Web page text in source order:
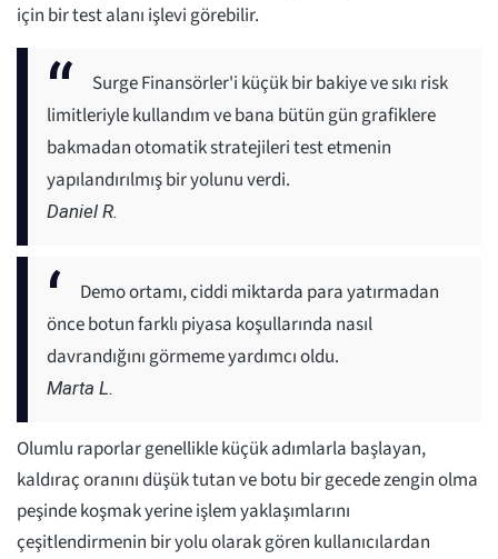
için bir test alanı işlevi görebilir.
Surge Finansörler'i küçük bir bakiye ve sıkı risk
limitleriyle kullandım ve bana bütün gün grafiklere
bakmadan otomatik stratejileri test etmenin
yapılandırılmış bir yolunu verdi.
Daniel R.
Demo ortamı, ciddi miktarda para yatırmadan
önce botun farklı piyasa koşullarında nasıl
davrandığını görmeme yardımcı oldu.
Marta L.
Olumlu raporlar genellikle küçük adımlarla başlayan,
kaldıraç oranını düşük tutan ve botu bir gecede zengin olma
peşinde koşmak yerine işlem yaklaşımlarını
çeşitlendirmenin bir yolu olarak gören kullanıcılardan